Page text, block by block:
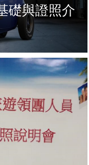
礎與證照介